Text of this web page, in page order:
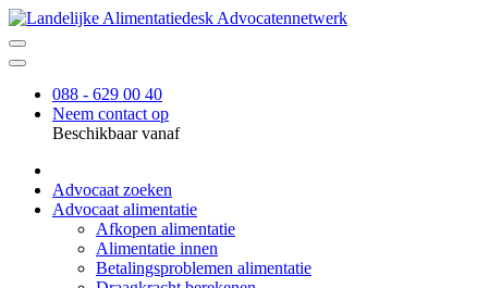
088 - 629 00 40
Neem contact op
Beschikbaar vanaf
Advocaat zoeken
Advocaat alimentatie
Afkopen alimentatie
Alimentatie innen
Betalingsproblemen alimentatie